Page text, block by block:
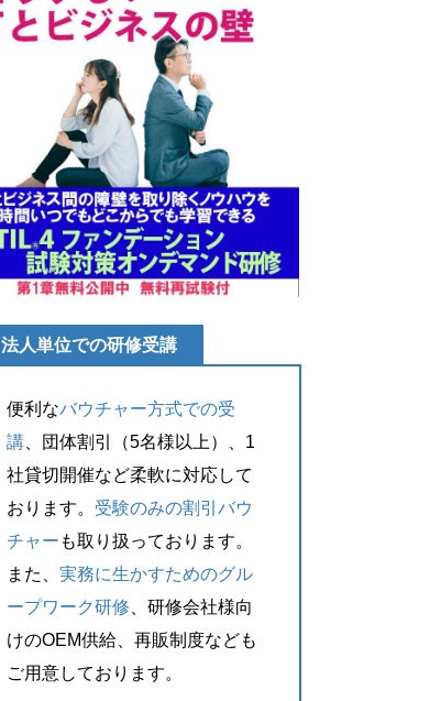
法人単位での研修受講
便利なバウチャー方式での受
講 、団体割引（5名様以上）、1
社貸切開催など柔軟に対応して
おります。 受験のみの割引バウ
チャー も取り扱っております。
また、実務に生かすためのグル
ープワーク研修 、研修会社様向
けのOEM供給、再販制度なども
ご用意しております。